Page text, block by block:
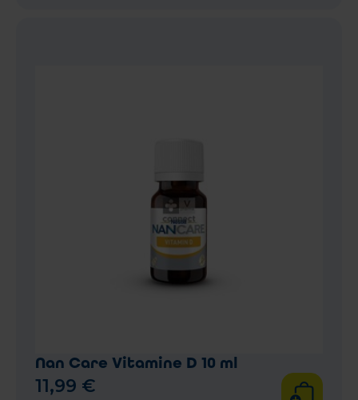
Nan Care Vitamine D 10 ml
11,99 €